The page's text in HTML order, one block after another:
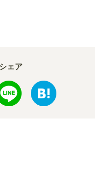
ェア